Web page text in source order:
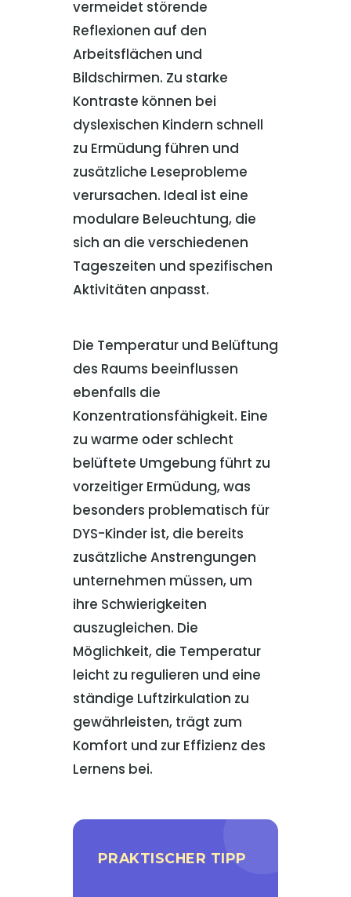
vermeidet störende
Reflexionen auf den
Arbeitsflächen und
Bildschirmen. Zu starke
Kontraste können bei
dyslexischen Kindern schnell
zu Ermüdung führen und
zusätzliche Leseprobleme
verursachen. Ideal ist eine
modulare Beleuchtung, die
sich an die verschiedenen
Tageszeiten und spezifischen
Aktivitäten anpasst.
Die Temperatur und Belüftung
des Raums beeinflussen
ebenfalls die
Konzentrationsfähigkeit. Eine
zu warme oder schlecht
belüftete Umgebung führt zu
vorzeitiger Ermüdung, was
besonders problematisch für
DYS-Kinder ist, die bereits
zusätzliche Anstrengungen
unternehmen müssen, um
ihre Schwierigkeiten
auszugleichen. Die
Möglichkeit, die Temperatur
leicht zu regulieren und eine
ständige Luftzirkulation zu
gewährleisten, trägt zum
Komfort und zur Effizienz des
Lernens bei.
PRAKTISCHER TIPP